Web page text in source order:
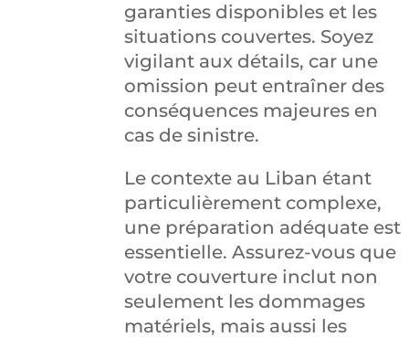
garanties disponibles et les
situations couvertes. Soyez
vigilant aux détails, car une
omission peut entraîner des
conséquences majeures en
cas de sinistre.
Le contexte au Liban étant
particulièrement complexe,
une préparation adéquate est
essentielle. Assurez-vous que
votre couverture inclut non
seulement les dommages
matériels, mais aussi les